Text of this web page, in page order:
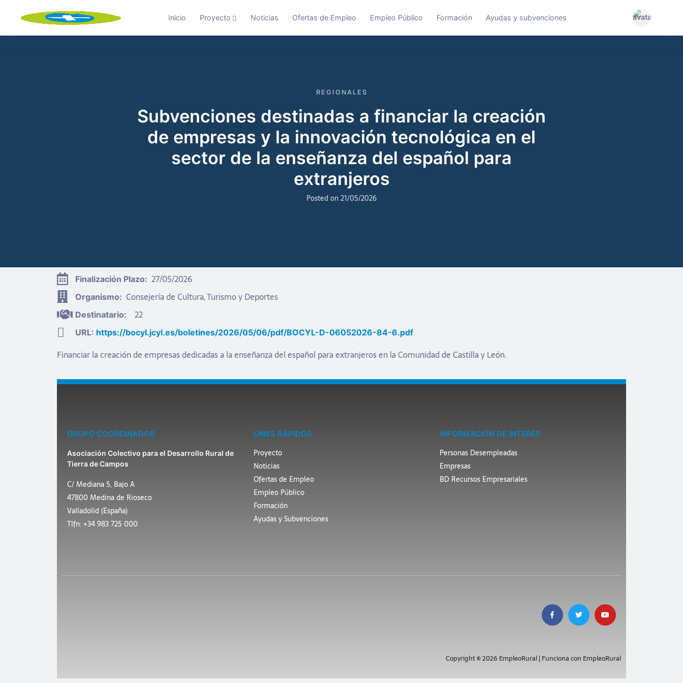
Inicio Proyecto Noticias Ofertas de Empleo Empleo Público Formación Ayudas y subvenciones
REGIONALES
Subvenciones destinadas a financiar la creación
de empresas y la innovación tecnológica en el
sector de la enseñanza del español para
extranjeros
Posted on21/05/2026
Finalización Plazo:27/05/2026
Organismo:Consejería de Cultura, Turismo y Deportes
Destinatario:22
URL: https://bocyl.jcyl.es/boletines/2026/05/06/pdf/BOCYL-D-06052026-84-6.pdf
Financiar la creación de empresas dedicadas a la enseñanza del español para extranjeros en la Comunidad de Castilla y León.
GRUPO COORDINADOR
Asociación Colectivo para el Desarrollo Rural de
Tierra de Campos
C/ Mediana 5, Bajo A
47800 Medina de Rioseco
Valladolid (España)
Tlfn: +34 983 725 000
LINKS RÁPIDOS
Proyecto
Noticias
Ofertas de Empleo
Empleo Público
Formación
Ayudas y Subvenciones
INFORMACIÓN DE INTERÉS
Personas Desempleadas
Empresas
BD Recursos Empresariales
Copyright © 2026 EmpleoRural | Funciona con EmpleoRural